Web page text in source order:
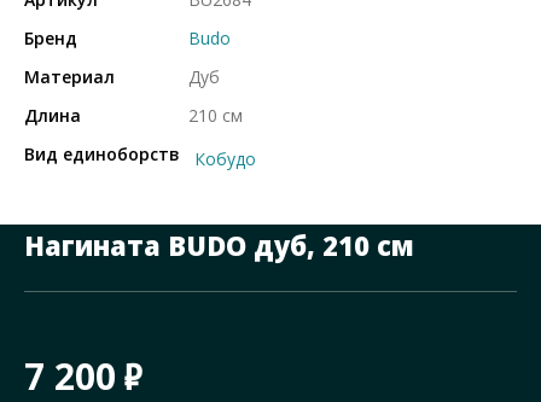
Бренд
Budo
Материал
Дуб
Длина
210 см
Вид единоборств
Кобудо
Нагината BUDO дуб, 210 см
7 200